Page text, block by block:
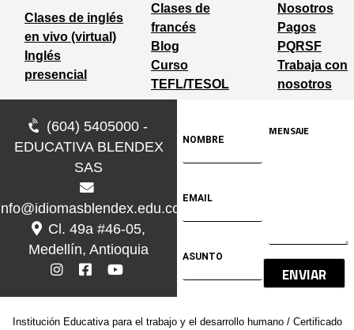
Clases de inglés
en vivo (virtual)
Inglés
presencial
Clases de
francés
Blog
Curso
TEFL/TESOL
Nosotros
Pagos
PQRSF
Trabaja con
nosotros
(604) 5405000 -
EDUCATIVA BLENDEX
SAS
Cl. 49a #46-05,
Medellín, Antioquia
ENVIAR
Institución Educativa para el trabajo y el desarrollo humano / Certificado